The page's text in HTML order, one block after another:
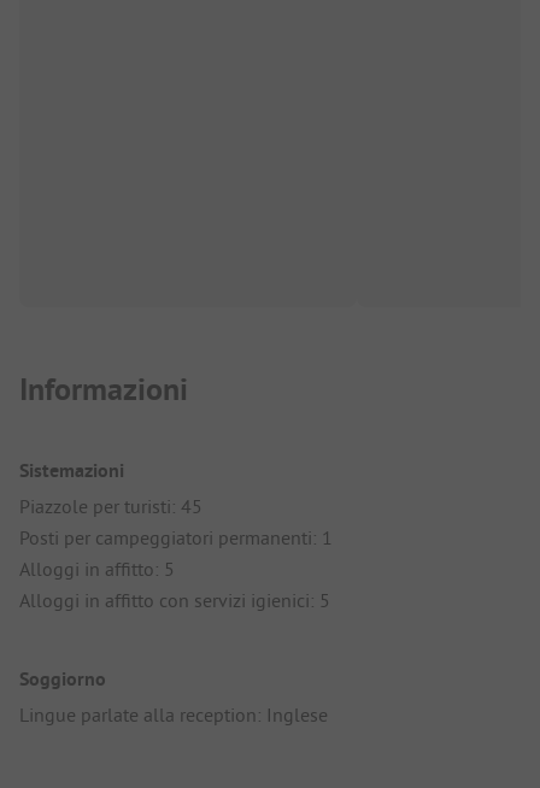
Informazioni
Sistemazioni
Piazzole per turisti: 45
Posti per campeggiatori permanenti: 1
Alloggi in affitto: 5
Alloggi in affitto con servizi igienici: 5
Soggiorno
Lingue parlate alla reception: Inglese